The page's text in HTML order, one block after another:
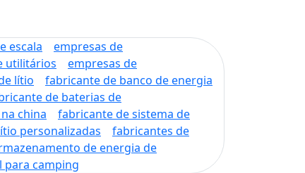
escala
empresas de
utilitários
empresas de
lítio
fabricante de banco de energia
de baterias de
china
fabricante de sistema de
personalizadas
fabricantes de
de energia de
camping